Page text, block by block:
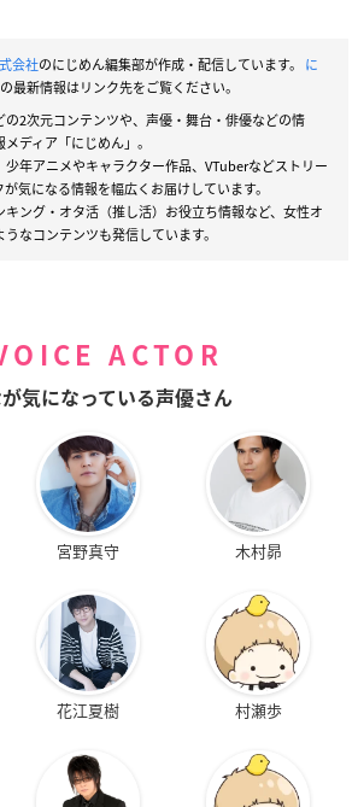
会社のにじめん編集部が作成・配信しています。 に
の最新情報はリンク先をご覧ください。
2次元コンテンツや、声優・舞台・俳優などの情
ディア「にじめん」。
年アニメやキャラクター作品、VTuberなどストリー
気になる情報を幅広くお届けしています。
ング・オタ活（推し活）お役立ち情報など、女性オ
なコンテンツも発信しています。
ACTOR
気になっている声優さん
宮野真守 木村昴
花江夏樹 村瀬歩